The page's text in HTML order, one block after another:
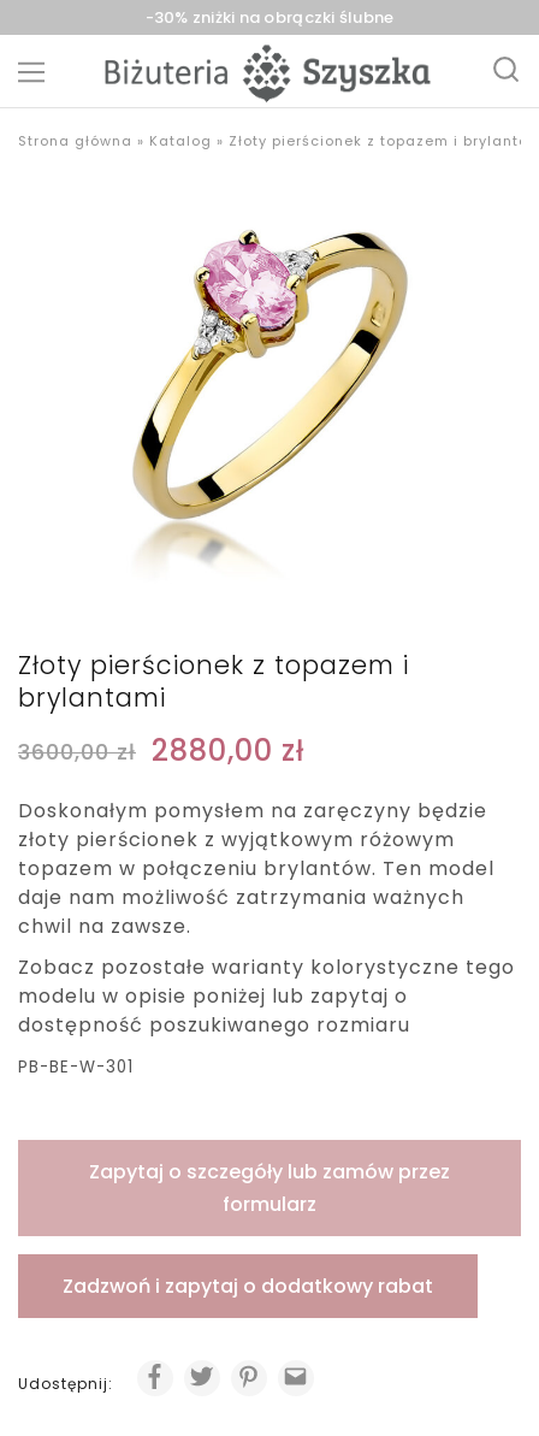
-30% zniżki na obrączki ślubne
Szyszka
z
Strona główna » Katalog » Złoty pierścionek z topazem i
Złoty pierścionek z topazem i
brylantami
3600,00zł 2880,00 zł
Doskonałym pomysłem na zaręczyny będzie
złoty pierścionek z wyjątkowym różowym
topazem w połączeniu brylantów. Ten model
daje nam możliwość zatrzymania ważnych
chwil na zawsze.
Zobacz pozostałe warianty kolorystyczne tego
modelu w opisie poniżej lub zapytaj o
dostępność poszukiwanego rozmiaru
PB-BE-W-301
Zapytaj o szczegóły lub zamów przez
formularz
Zadzwoń i zapytaj o dodatkowy rabat
Udostępnij: